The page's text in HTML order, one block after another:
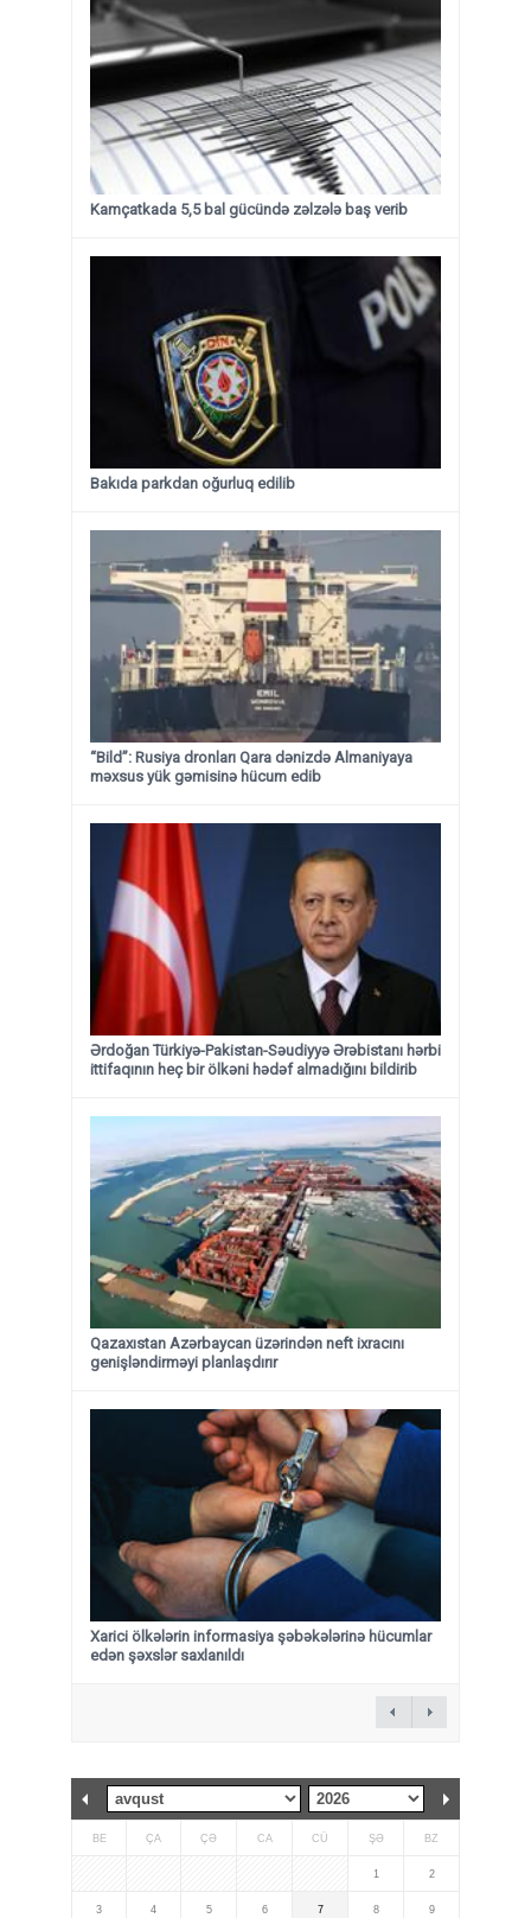
Kamçatkada 5,5 bal gücündə zəlzələ baş verib
Bakıda parkdan oğurluq edilib
“Bild”: Rusiya dronları Qara dənizdə Almaniyaya
məxsus yük gəmisinə hücum edib
Ərdoğan Türkiyə-Pakistan-Səudiyyə Ərəbistanı hərbi
ittifaqının heç bir ölkəni hədəf almadığını bildirib
Qazaxıstan Azərbaycan üzərindən neft ixracını
genişləndirməyi planlaşdırır
Xarici ölkələrin informasiya şəbəkələrinə hücumlar
edən şəxslər saxlanıldı
BE ÇA ÇƏ CA CÜ ŞƏ BZ
1 2
3 4 5 6 7 8 9